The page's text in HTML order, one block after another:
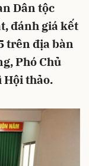
Dân tộc
đánh giá kết
trên địa bàn
Phó Chủ
Hội thảo.